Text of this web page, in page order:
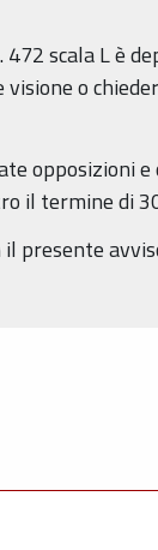
472 scala L è
visione o
opposizioni
il termine di
presente